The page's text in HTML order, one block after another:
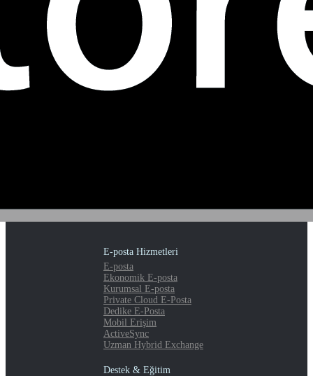
E-posta Hizmetleri
E-posta
Ekonomik E-posta
Kurumsal E-posta
Private Cloud E-Posta
Dedike E-Posta
Mobil Erişim
ActiveSync
Uzman Hybrid Exchange
Destek & Eğitim